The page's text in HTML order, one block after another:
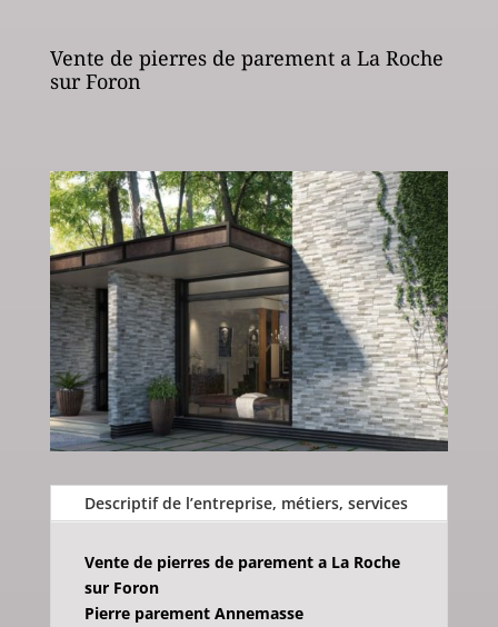
Vente de pierres de parement a La Roche
sur Foron
Descriptif de l’entreprise, métiers, services
Vente de pierres de parement a La Roche
sur Foron
Pierre parement Annemasse